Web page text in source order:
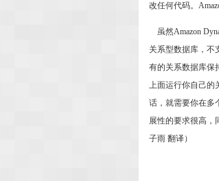
改任何代码。
虽然Amazon
关系型数据库，不
有的关系数据库保
上面运行你自己的
话，就需要你在多
展性的要求很高，
子雨 翻译）